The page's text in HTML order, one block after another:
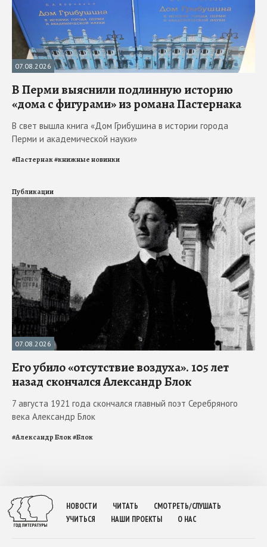
07.08.2026
В Перми выяснили подлинную историю
«дома с фигурами» из романа Пастернака
В свет вышла книга «Дом Грибушина в истории города
Перми и академической науки»
#Пастернак#книжные новинки
Публикации
07.08.2026
Его убило «отсутствие воздуха». 105 лет
назад скончался Александр Блок
7 августа 1921 года скончался главный поэт Серебряного
века Александр Блок
#Александр Блок#Блок
НОВОСТИ ЧИТАТЬ
СМОТРЕТЬ/СЛУШАТЬ
УЧИТЬСЯ
НАШИ ПРОЕКТЫ О НАС